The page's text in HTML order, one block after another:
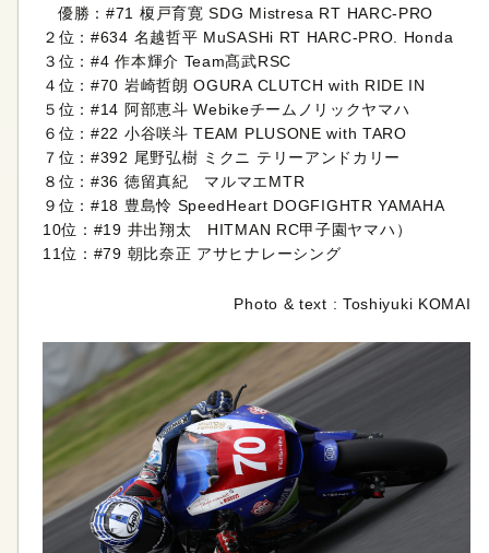
優勝：#71 榎戸育寛 SDG Mistresa RT HARC-PRO
２位：#634 名越哲平 MuSASHi RT HARC-PRO. Honda
３位：#4 作本輝介 Team髙武RSC
４位：#70 岩崎哲朗 OGURA CLUTCH with RIDE IN
５位：#14 阿部恵斗 Webikeチームノリックヤマハ
６位：#22 小谷咲斗 TEAM PLUSONE with TARO
７位：#392 尾野弘樹 ミクニ テリーアンドカリー
８位：#36 徳留真紀 マルマエMTR
９位：#18 豊島怜 SpeedHeart DOGFIGHTR YAMAHA
10位：#19 井出翔太 HITMAN RC甲子園ヤマハ）
11位：#79 朝比奈正 アサヒナレーシング
Photo & text : Toshiyuki KOMAI